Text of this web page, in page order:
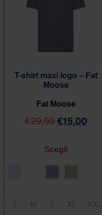
T-shirt maxi logo – Fat
Moose
Fat Moose
€29,99 €15,00
Scegli
S M XL XXL